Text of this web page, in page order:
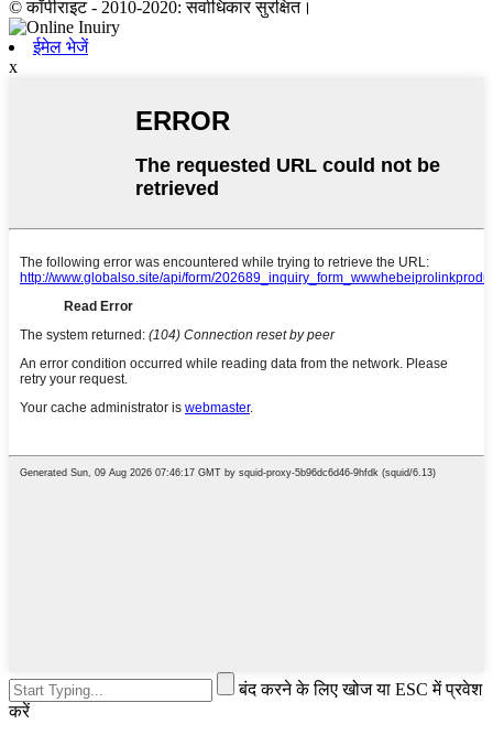
© कॉपीराइट - 2010-2020: सर्वाधिकार सुरक्षित।
ईमेल भेजें
x
बंद करने के लिए खोज या ESC में प्रवेश
करें